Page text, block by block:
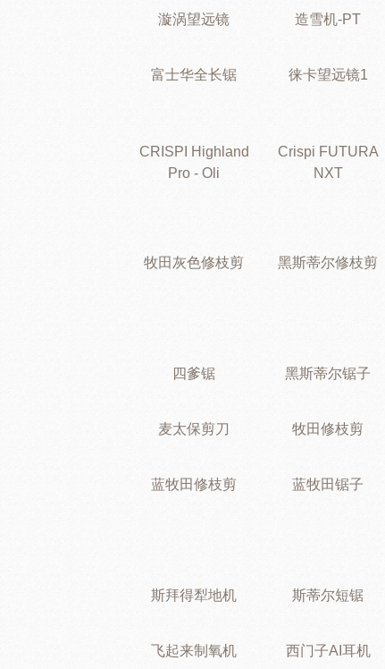
漩涡望远镜 造雪机-PT
富士华全长锯 徕卡望远镜1
CRISPI Highland
Pro - Oli
Crispi FUTURA
NXT
牧田灰色修枝剪 黑斯蒂尔修枝剪
四爹锯 黑斯蒂尔锯子
麦太保剪刀 牧田修枝剪
蓝牧田修枝剪 蓝牧田锯子
斯拜得犁地机 斯蒂尔短锯
飞起来制氧机 西门子AI耳机